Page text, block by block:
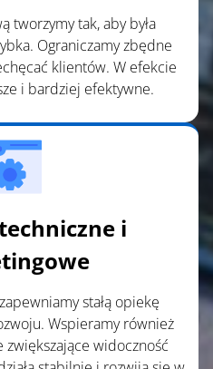
tworzymy tak, aby była
Ograniczamy zbędne
klientów. W efekcie
i bardziej efektywne.
i
stałą opiekę
Wspieramy również
zwiększające widoczność